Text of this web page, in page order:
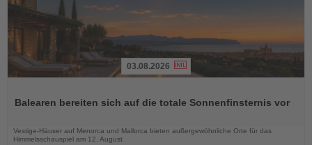
die
03.08.2026
Balearen bereiten sich auf die totale Sonnenfinsternis vor
Vestige-Häuser auf Menorca und Mallorca bieten außergewöhnliche Orte für das
Himmelsschauspiel am 12. August